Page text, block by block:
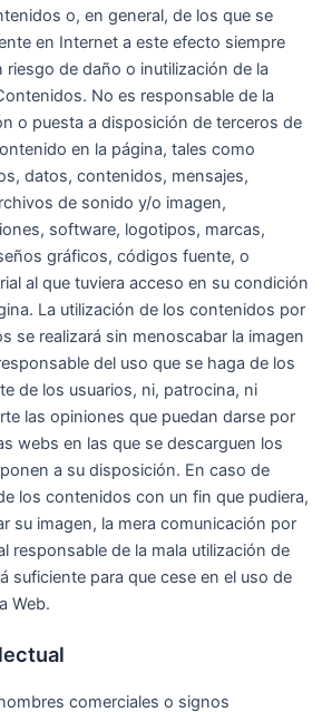
o, en general, de los que se
en Internet a este efecto siempre
riesgo de daño o inutilización de la
No es responsable de la
o puesta a disposición de terceros de
en la página, tales como
datos, contenidos, mensajes,
de sonido y/o imagen,
software, logotipos, marcas,
gráficos, códigos fuente, o
al que tuviera acceso en su condición
La utilización de los contenidos por
se realizará sin menoscabar la imagen
del uso que se haga de los
de los usuarios, ni, patrocina, ni
las opiniones que puedan darse por
webs en las que se descarguen los
a su disposición. En caso de
los contenidos con un fin que pudiera,
su imagen, la mera comunicación por
responsable de la mala utilización de
suficiente para que cese en el uso de
Web.
comerciales o signos